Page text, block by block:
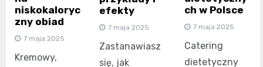
niskokaloryc
zny obiad
7 maja 2025
Kremowy,
efekty
7 maja 2025
Zastanawiasz
się, jak
ch w Polsce
7 maja 2025
Catering
dietetyczny